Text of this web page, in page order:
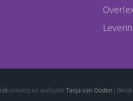
ontwerp en realisatieTanja van Oosten | Bekijk